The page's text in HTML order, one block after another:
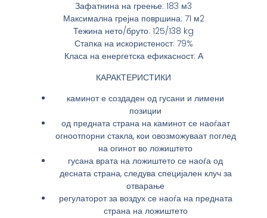
Зафатнина на греење: 183 м3
Максимална грејна површина: 71 м2
Тежина нето/бруто: 125/138 kg
Стапка на искористеност: 79%
Класа на енергетска ефикасност: А
КАРАКТЕРИСТИКИ
каминот е создаден од гусани и лимени
позиции
од предната страна на каминот се наоѓаат
огноотпорни стакла, кои овозможуваат поглед
на огинот во ложиштето
гусана врата на ложиштето се наоѓа од
десната страна, следува специјален клуч за
отварање
регулаторот за воздух се наоѓа на предната
страна на ложиштето